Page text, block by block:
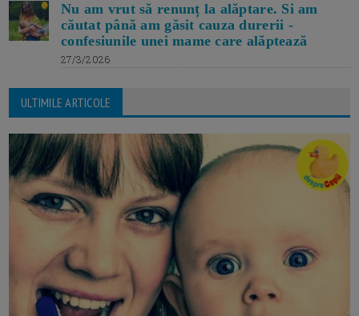
Nu am vrut să renunț la alăptare. Si am
căutat până am găsit cauza durerii -
confesiunile unei mame care alăptează
27/3/2026
ULTIMILE ARTICOLE